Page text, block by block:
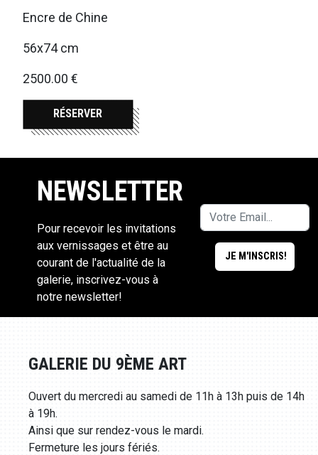
Encre de Chine
56x74 cm
2500.00 €
RÉSERVER
NEWSLETTER
Pour recevoir les invitations
aux vernissages et être au
courant de l'actualité de la
galerie, inscrivez-vous à
notre newsletter!
GALERIE DU 9ÈME ART
Ouvert du mercredi au samedi de 11h à 13h puis de 14h
à 19h.
Ainsi que sur rendez-vous le mardi.
Fermeture les jours fériés.